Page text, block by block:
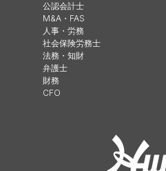
公認会計士
M&A・FAS
人事・労務
社会保険労務士
法務・知財
弁護士
財務
CFO